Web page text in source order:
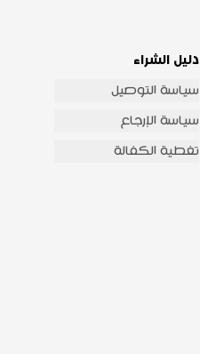
دليل الشراء
سياسة التوصيل
سياسة الإرجاع
تغطية الكفالة